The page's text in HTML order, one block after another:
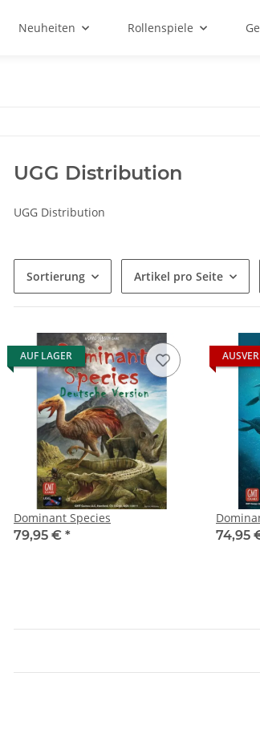
Neuheiten Rollenspiele
UGG Distribution
UGG Distribution
Sortierung Artikel pro Seite
AUF LAGER
Dominant Species
79,95 € *
74,95